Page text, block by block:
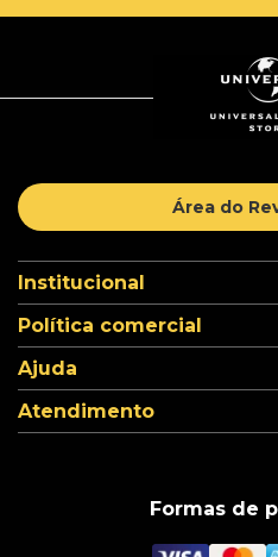
Área do
Institucional
Política comercial
Ajuda
Atendimento
Formas de